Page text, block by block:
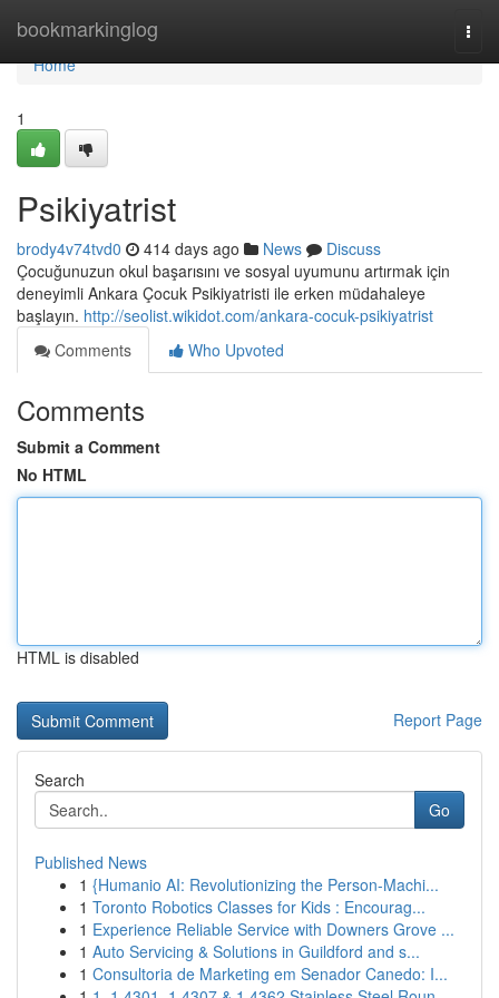
bookmarkinglog
Home
Home
1
Psikiyatrist
brody4v74tvd0 414 days ago News
Discuss
Çocuğunuzun okul başarısını ve sosyal uyumunu artırmak için
deneyimli Ankara Çocuk Psikiyatristi ile erken müdahaleye
başlayın. http://seolist.wikidot.com/ankara-cocuk-psikiyatrist
Comments
Who Upvoted
Comments
Submit a Comment
No HTML
HTML is disabled
Report Page
Search
Go
Published News
1 {Humanio AI: Revolutionizing the Person-Machi...
1 Toronto Robotics Classes for Kids : Encourag...
1 Experience Reliable Service with Downers Grove ...
1 Auto Servicing & Solutions in Guildford and s...
1 Consultoria de Marketing em Senador Canedo: I...